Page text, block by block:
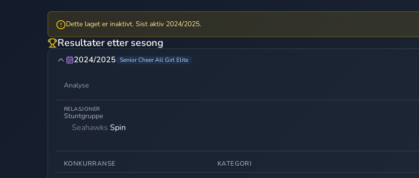
Dette laget er inaktivt. Sist aktiv 2024/2025.
Resultater etter sesong
2024/2025 Senior Cheer All Girl Elite
Analyse
RELASJONER
Stuntgruppe
Seahawks Spin
KONKURRANSE KATEGORI